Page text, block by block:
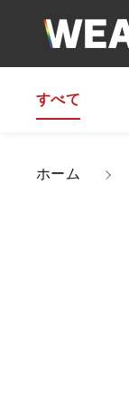
すべて
ホーム